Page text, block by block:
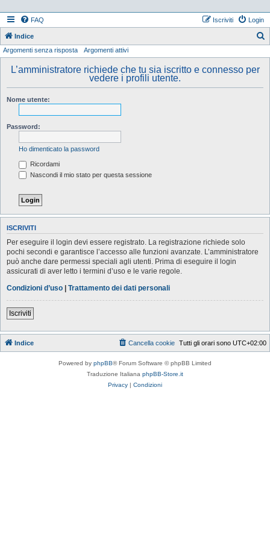
FAQ Login
Iscriviti
Indice
Argomenti senza risposta Argomenti attivi
L’amministratore richiede che tu sia iscritto e connesso per
vedere i profili utente.
Nome utente:
Password:
Ho dimenticato la password
Ricordami
Nascondi il mio stato per questa sessione
ISCRIVITI
Per eseguire il login devi essere registrato. La registrazione richiede solo
pochi secondi e garantisce l’accesso alle funzioni avanzate. L’amministratore
può anche dare permessi speciali agli utenti. Prima di eseguire il login
assicurati di aver letto i termini d’uso e le varie regole.
Condizioni d’uso | Trattamento dei dati personali
Iscriviti
Indice Tutti gli orari sono UTC+02:00
Cancella cookie
Powered by phpBB® Forum Software © phpBB Limited
Traduzione Italiana phpBB-Store.it
Privacy | Condizioni